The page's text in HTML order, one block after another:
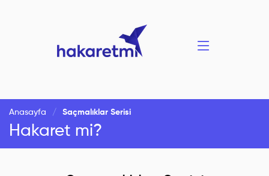
Anasayfa Saçmalıklar Serisi
Hakaret mi?